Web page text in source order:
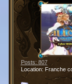
Posts: 807
Location: Franche